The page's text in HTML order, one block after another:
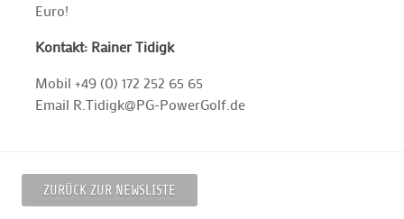
Euro!
Kontakt: Rainer Tidigk
Mobil +49 (0) 172 252 65 65
Email R.Tidigk@PG-PowerGolf.de
ZURÜCK ZUR NEWSLISTE